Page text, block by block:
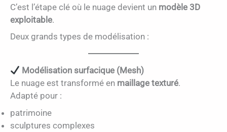
C’est l’étape clé où le nuage devient un modèle 3D
exploitable.
Deux grands types de modélisation :
Modélisation surfacique (Mesh)
Le nuage est transformé en maillage texturé.
Adapté pour :
patrimoine
sculptures complexes